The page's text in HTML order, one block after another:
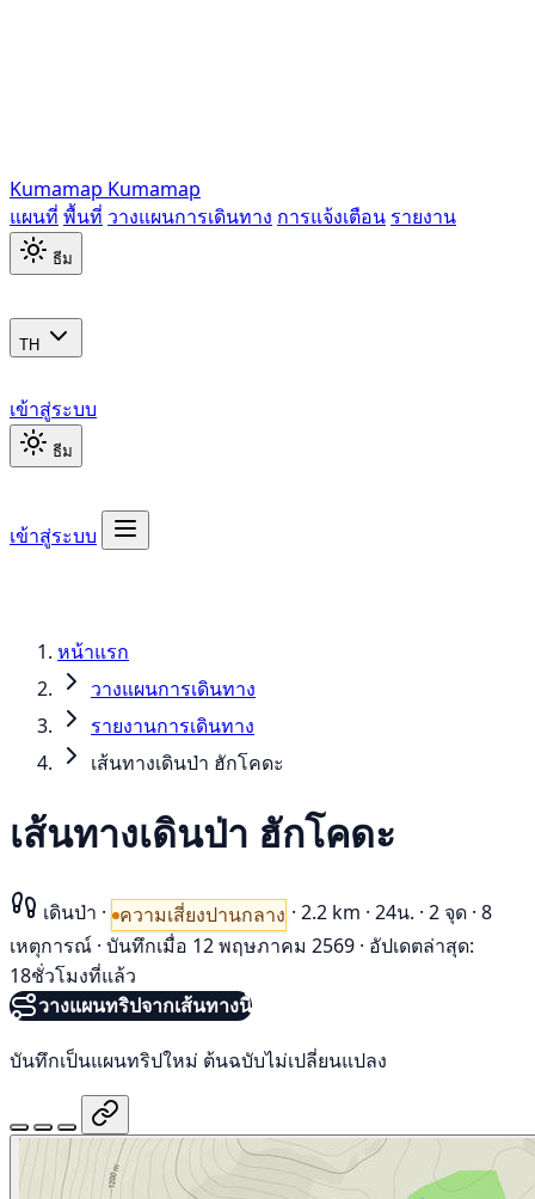
Kumamap Kumamap
แผนที่ พื้นที่ วางแผนการเดินทาง การแจ้งเตือน รายงาน
ธีม
TH
เข้าสู่ระบบ
ธีม
เข้าสู่ระบบ
หน้าแรก
วางแผนการเดินทาง
รายงานการเดินทาง
เส้นทางเดินป่า ฮักโคดะ
เส้นทางเดินป่า ฮักโคดะ
เดินป่า · ความเสี่ยงปานกลาง · 2.2 km · 24น. · 2 จุด · 8
เหตุการณ์ · บันทึกเมื่อ 12 พฤษภาคม 2569 · อัปเดตล่าสุด:
18ชั่วโมงที่แล้ว
วางแผนทริปจากเส้นทางนี้
บันทึกเป็นแผนทริปใหม่ ต้นฉบับไม่เปลี่ยนแปลง